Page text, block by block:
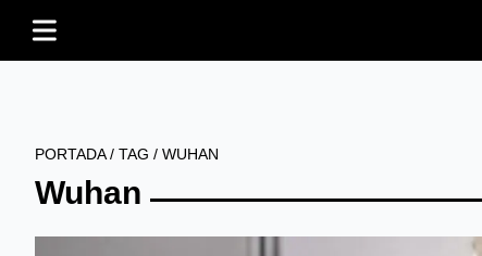
PORTADA/ TAG / WUHAN
Wuhan